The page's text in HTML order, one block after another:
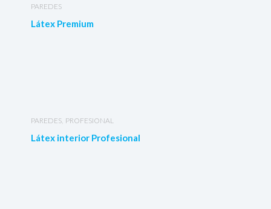
PAREDES
Látex Premium
PAREDES PROFESIONAL
Látex interior Profesional